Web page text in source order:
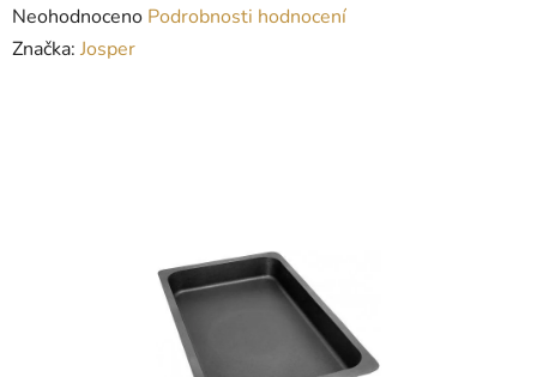
Průměrné
hodnocení
Neohodnoceno Podrobnosti hodnocení
Značka: Josper